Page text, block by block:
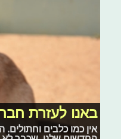
באנו לעזרת
אין כמו כלבים